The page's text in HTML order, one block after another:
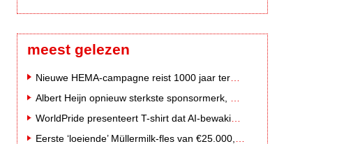
meest gelezen